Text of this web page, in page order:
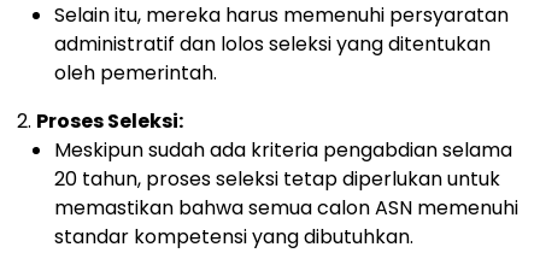
Selain itu, mereka harus memenuhi persyaratan
administratif dan lolos seleksi yang ditentukan
oleh pemerintah.
Proses Seleksi:
Meskipun sudah ada kriteria pengabdian selama
20 tahun, proses seleksi tetap diperlukan untuk
memastikan bahwa semua calon ASN memenuhi
standar kompetensi yang dibutuhkan.